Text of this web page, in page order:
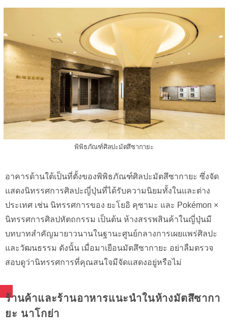
พิพิธภัณฑ์ศิลปะมัตสึซากายะ
อาคารด้านใต้เป็นที่ตั้งของพิพิธภัณฑ์ศิลปะมัตสึซากายะ ซึ่งจัด
แสดงนิทรรศการศิลปะญี่ปุ่นที่ได้รับความนิยมทั้งในและต่าง
ประเทศ เช่น นิทรรศการของ ยะโยอิ คุซามะ และ Pokémon ×
นิทรรศการศิลปหัตถกรรม เป็นต้น ห้างสรรพสินค้าในญี่ปุ่นมี
บทบาทสำคัญมายาวนานในฐานะศูนย์กลางการเผยแพร่ศิลปะ
และวัฒนธรรม ดังนั้น เมื่อมาเยือนมัตสึซากายะ อย่าลืมตรวจ
สอบดูว่านิทรรศการที่คุณสนใจมีจัดแสดงอยู่หรือไม่
ร้านค้าและร้านอาหารแนะนำในห้างมัตสึซากา
ยะ นาโกย่า